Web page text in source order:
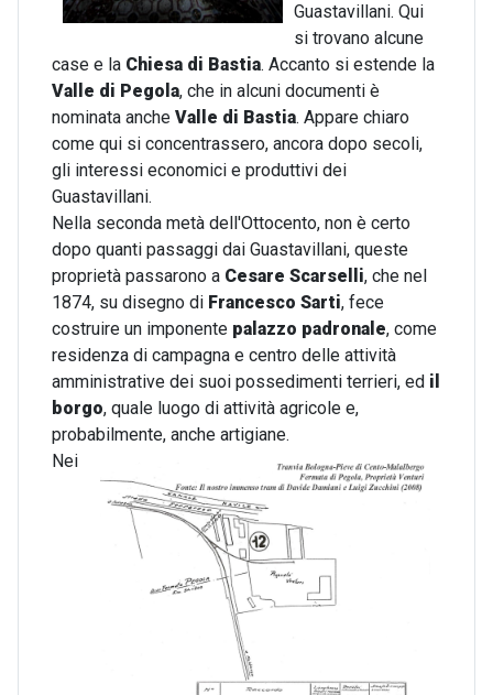
Guastavillani. Qui
si trovano alcune
case e la Chiesa di Bastia. Accanto si estende la
Valle di Pegola, che in alcuni documenti è
nominata anche Valle di Bastia. Appare chiaro
come qui si concentrassero, ancora dopo secoli,
gli interessi economici e produttivi dei
Guastavillani.
Nella seconda metà dell'Ottocento, non è certo
dopo quanti passaggi dai Guastavillani, queste
proprietà passarono a Cesare Scarselli, che nel
1874, su disegno di Francesco Sarti, fece
costruire un imponente palazzo padronale, come
residenza di campagna e centro delle attività
amministrative dei suoi possedimenti terrieri, ed il
borgo, quale luogo di attività agricole e,
probabilmente, anche artigiane.
Nei